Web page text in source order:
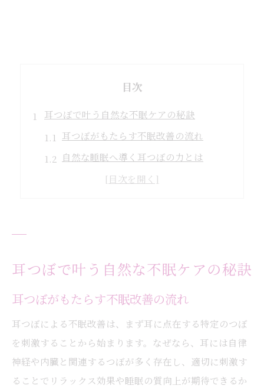
目次
耳つぼで叶う自然な不眠ケアの秘訣
耳つぼがもたらす不眠改善の流れ
自然な睡眠へ導く耳つぼの力とは
耳つぼで目指す安心のリラックス習慣
大阪市都島区で話題の耳つぼ睡眠法
地域で注目される耳つぼの実践方法
耳つぼ施術が都島区で人気の理由
都島区で安心して耳つぼを試すポイント
耳つぼによる地域密着の不眠対策
耳つぼで叶う自然な不眠ケアの秘訣
耳つぼがもたらす不眠改善の流れ
耳つぼによる不眠改善は、まず耳に点在する特定のつぼ
を刺激することから始まります。なぜなら、耳には自律
神経や内臓と関連するつぼが多く存在し、適切に刺激す
ることでリラックス効果や睡眠の質向上が期待できるか